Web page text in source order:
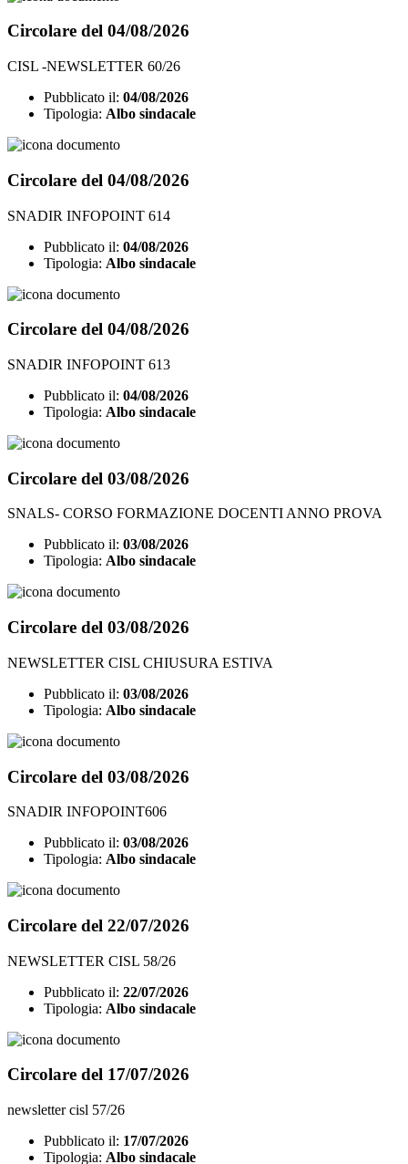
Circolare del 04/08/2026
CISL -NEWSLETTER 60/26
Pubblicato il: 04/08/2026
Tipologia: Albo sindacale
Circolare del 04/08/2026
SNADIR INFOPOINT 614
Pubblicato il: 04/08/2026
Tipologia: Albo sindacale
Circolare del 04/08/2026
SNADIR INFOPOINT 613
Pubblicato il: 04/08/2026
Tipologia: Albo sindacale
Circolare del 03/08/2026
SNALS- CORSO FORMAZIONE DOCENTI ANNO PROVA
Pubblicato il: 03/08/2026
Tipologia: Albo sindacale
Circolare del 03/08/2026
NEWSLETTER CISL CHIUSURA ESTIVA
Pubblicato il: 03/08/2026
Tipologia: Albo sindacale
Circolare del 03/08/2026
SNADIR INFOPOINT606
Pubblicato il: 03/08/2026
Tipologia: Albo sindacale
Circolare del 22/07/2026
NEWSLETTER CISL 58/26
Pubblicato il: 22/07/2026
Tipologia: Albo sindacale
Circolare del 17/07/2026
newsletter cisl 57/26
Pubblicato il: 17/07/2026
Tipologia: Albo sindacale